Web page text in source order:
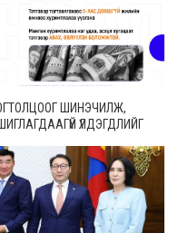
ШИНЭЧИЛЖ,
ҮЛДЭГДЛИЙГ